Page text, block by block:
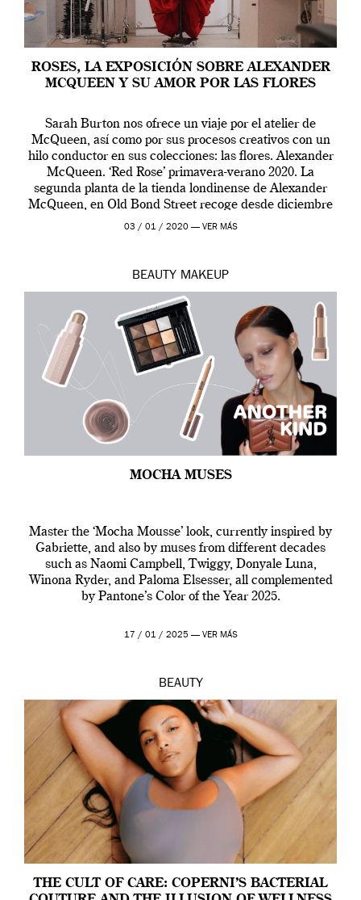
ROSES, LA EXPOSICIÓN SOBRE ALEXANDER
MCQUEEN Y SU AMOR POR LAS FLORES
Sarah Burton nos ofrece un viaje por el atelier de
McQueen, así como por sus procesos creativos con un
hilo conductor en sus colecciones: las flores. Alexander
McQueen. ‘Red Rose’ primavera-verano 2020. La
segunda planta de la tienda londinense de Alexander
McQueen, en Old Bond Street recoge desde diciembre
de 2019 hasta final de abril […]
03 / 01 / 2020 — VER MÁS
BEAUTY MAKEUP
MOCHA MUSES
Master the ‘Mocha Mousse’ look, currently inspired by
Gabriette, and also by muses from different decades
such as Naomi Campbell, Twiggy, Donyale Luna,
Winona Ryder, and Paloma Elsesser, all complemented
by Pantone’s Color of the Year 2025.
17 / 01 / 2025 — VER MÁS
BEAUTY
THE CULT OF CARE: COPERNI’S BACTERIAL